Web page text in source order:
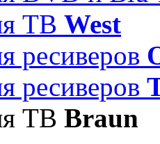
ТВ West
ресиверов
ресиверов
ТВ Braun